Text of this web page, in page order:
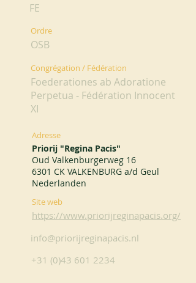
FE
Ordre
OSB
Congrégation / Fédération
Foederationes ab Adoratione
Perpetua - Fédération Innocent
XI
Adresse
Priorij "Regina Pacis"
Oud Valkenburgerweg 16
6301 CK VALKENBURG a/d Geul
Nederlanden
Site web
https://www.priorijreginapacis.org/
info@priorijreginapacis.nl
+31 (0)43 601 2234